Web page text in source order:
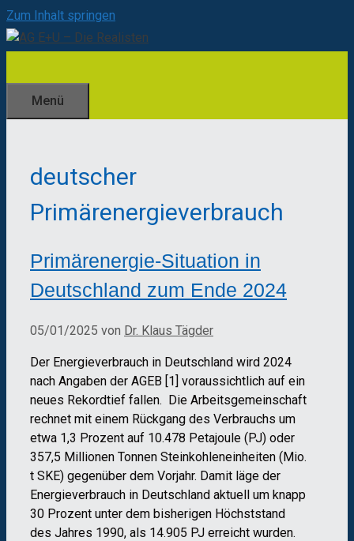
Zum Inhalt springen
Menü
deutscher
Primärenergieverbrauch
Primärenergie-Situation in
Deutschland zum Ende 2024
05/01/2025 von Dr. Klaus Tägder
Der Energieverbrauch in Deutschland wird 2024
nach Angaben der AGEB [1] voraussichtlich auf ein
neues Rekordtief fallen. Die Arbeitsgemeinschaft
rechnet mit einem Rückgang des Verbrauchs um
etwa 1,3 Prozent auf 10.478 Petajoule (PJ) oder
357,5 Millionen Tonnen Steinkohleneinheiten (Mio.
t SKE) gegenüber dem Vorjahr. Damit läge der
Energieverbrauch in Deutschland aktuell um knapp
30 Prozent unter dem bisherigen Höchststand
des Jahres 1990, als 14.905 PJ erreicht wurden.